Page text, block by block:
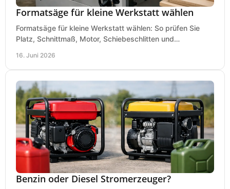
Formatsäge für kleine Werkstatt wählen
Formatsäge für kleine Werkstatt wählen: So prüfen Sie
Platz, Schnittmaß, Motor, Schiebeschlitten und
16. Juni 2026
Benzin oder Diesel Stromerzeuger?